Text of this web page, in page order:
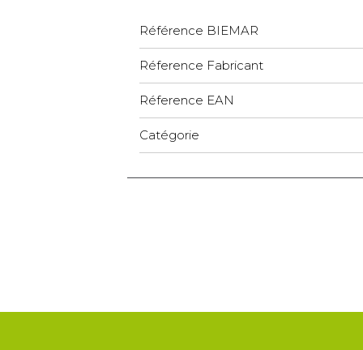
Référence BIEMAR
Réference Fabricant
Réference EAN
Catégorie